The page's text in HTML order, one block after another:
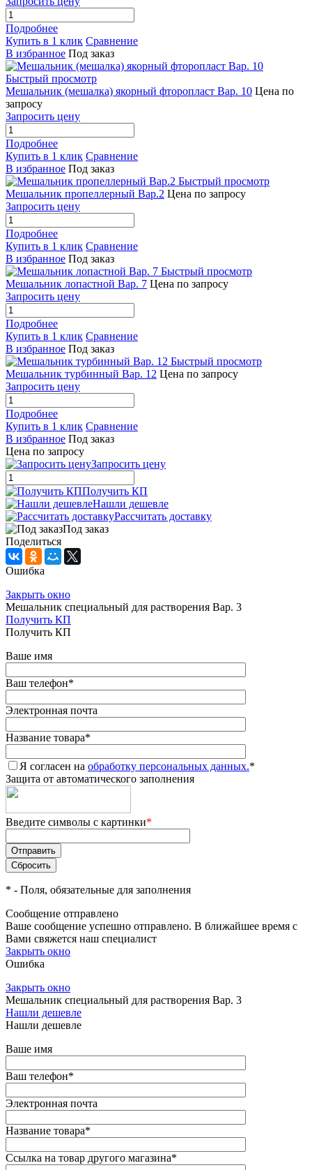
Подробнее
Купить в 1 клик Сравнение
В избранное Под заказ
Быстрый просмотр
Мешальник (мешалка) якорный фторопласт Вар. 10 Цена по
запросу
Запросить цену
Подробнее
Купить в 1 клик Сравнение
В избранное Под заказ
Быстрый просмотр
Мешальник пропеллерный Вар.2 Цена по запросу
Запросить цену
Подробнее
Купить в 1 клик Сравнение
В избранное Под заказ
Быстрый просмотр
Мешальник лопастной Вар. 7 Цена по запросу
Запросить цену
Подробнее
Купить в 1 клик Сравнение
В избранное Под заказ
Быстрый просмотр
Мешальник турбинный Вар. 12 Цена по запросу
Запросить цену
Подробнее
Купить в 1 клик Сравнение
В избранное Под заказ
Цена по запросу
Запросить цену
Получить КП
Нашли дешевле
Рассчитать доставку
Под заказ
Поделиться
Ошибка
Закрыть окно
Мешальник специальный для растворения Вар. 3
Получить КП
Получить КП
Ваше имя
Ваш телефон*
Электронная почта
Название товара*
Я согласен на обработку персональных данных.*
Защита от автоматического заполнения
Введите символы с картинки*
* - Поля, обязательные для заполнения
Сообщение отправлено
Ваше сообщение успешно отправлено. В ближайшее время с
Вами свяжется наш специалист
Закрыть окно
Ошибка
Закрыть окно
Мешальник специальный для растворения Вар. 3
Нашли дешевле
Нашли дешевле
Ваше имя
Ваш телефон*
Электронная почта
Название товара*
Ссылка на товар другого магазина*